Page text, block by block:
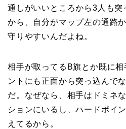
通しがいいところから3人も突
から、自分がマップ左の通路
守りやすいんだよね。
相手が取ってるB旗とか既に
ントにも正面から突っ込んで
だ。なぜなら、相手はドミネ
ションにいるし、ハードポイ
えてるから。